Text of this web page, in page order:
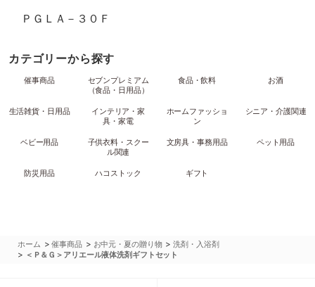
ＰＧＬＡ－３０Ｆ
カテゴリーから探す
催事商品
セブンプレミアム
（食品・日用品）
食品・飲料 お酒
生活雑貨・日用品
インテリア・家
具・家電
ホームファッショ
ン
シニア・介護関連
ベビー用品
子供衣料・スクー
ル関連
文房具・事務用品 ペット用品
防災用品 ハコストック ギフト
ホーム >催事商品 > お中元・夏の贈り物 >洗剤・入浴剤
> ＜Ｐ＆Ｇ＞アリエール液体洗剤ギフトセット